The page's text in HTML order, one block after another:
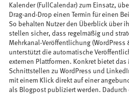
Kalender (FullCalendar) zum Einsatz,
Drag-and-Drop einen Termin für einen
So behalten Nutzer den Überblick über
stellen sicher, dass regelmäßig und
Mehrkanal-Veröffentlichung (WordPress
unterstützt die automatische
externen Plattformen. Konkret bietet
Schnittstellen zu WordPress und
mit einem Klick direkt auf einer
als Blogpost publiziert werden.